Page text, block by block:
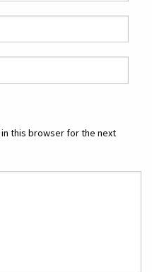
this browser for the next